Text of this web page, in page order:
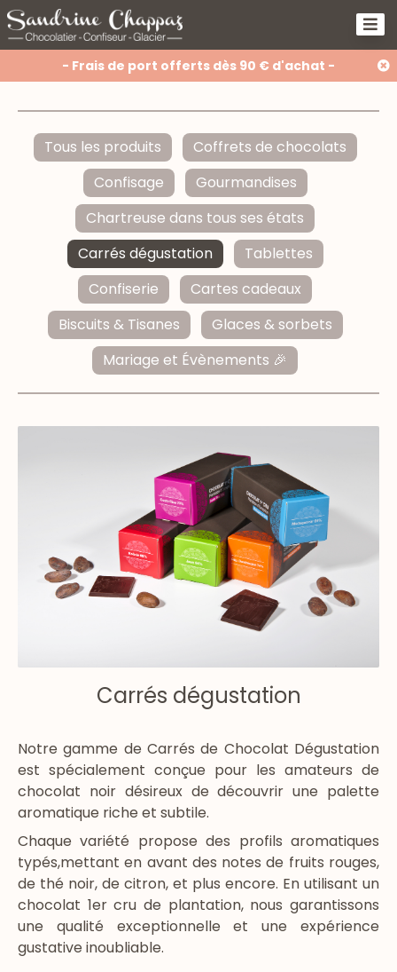
- Frais de port offerts dès 90 € d'achat -
Tous les produits
Coffrets de chocolats
Confisage
Gourmandises
Chartreuse dans tous ses états
Carrés dégustation
Tablettes
Confiserie
Cartes cadeaux
Biscuits & Tisanes
Glaces & sorbets
Mariage et Évènements 🎉
Carrés dégustation
Notre gamme de Carrés de Chocolat Dégustation
est spécialement conçue pour les amateurs de
chocolat noir désireux de découvrir une palette
aromatique riche et subtile.
Chaque variété propose des profils aromatiques
typés,mettant en avant des notes de fruits rouges,
de thé noir, de citron, et plus encore. En utilisant un
chocolat 1er cru de plantation, nous garantissons
une qualité exceptionnelle et une expérience
gustative inoubliable.